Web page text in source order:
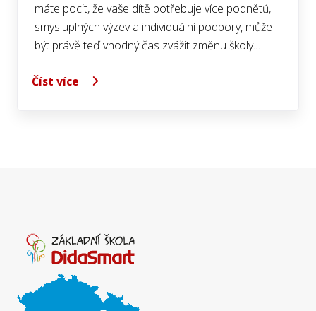
máte pocit, že vaše dítě potřebuje více podnětů,
smysluplných výzev a individuální podpory, může
být právě teď vhodný čas zvážit změnu školy.…
Číst více